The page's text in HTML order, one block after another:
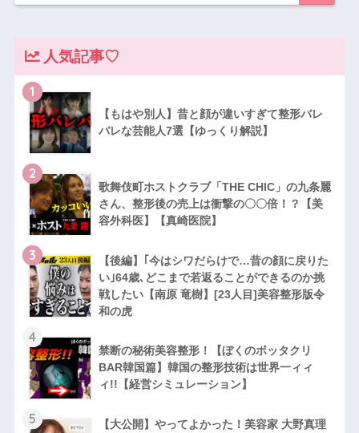
人気記事♡
1
【もはや別人】昔と顔が違いすぎて整形バレ
バレな芸能人7選【ゆっくり解説】
2
歌舞伎町ホストクラブ「THE CHIC」の九条麗
さん、整形後の売上は衝撃の〇〇倍！？【美
容外科医】【真崎医院】
3
【後編】｢今はシワだらけで…昔の顔に戻りた
い｣64歳､どこまで若返ることができるのか挑
戦したい【南原 竜樹】[23人目]美容整形版令
和の虎
4
禁断の秘術美容整形！【ぼくのボッタクリ
BAR韓国篇】韓国の整形技術は世界一ィィ
ィ!!【経営シミュレーション】
5
【大公開】やってよかった！美容家 大野真理